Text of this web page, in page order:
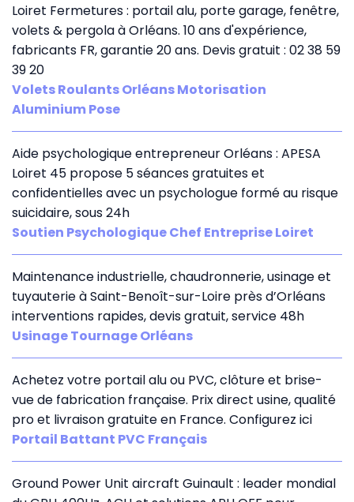
Loiret Fermetures : portail alu, porte garage, fenêtre,
volets & pergola à Orléans. 10 ans d'expérience,
fabricants FR, garantie 20 ans. Devis gratuit : 02 38 59
39 20
Volets Roulants Orléans Motorisation
Aluminium Pose
Aide psychologique entrepreneur Orléans : APESA
Loiret 45 propose 5 séances gratuites et
confidentielles avec un psychologue formé au risque
suicidaire, sous 24h
Soutien Psychologique Chef Entreprise Loiret
Maintenance industrielle, chaudronnerie, usinage et
tuyauterie à Saint-Benoît-sur-Loire près d’Orléans
interventions rapides, devis gratuit, service 48h
Usinage Tournage Orléans
Achetez votre portail alu ou PVC, clôture et brise-
vue de fabrication française. Prix direct usine, qualité
pro et livraison gratuite en France. Configurez ici
Portail Battant PVC Français
Ground Power Unit aircraft Guinault : leader mondial